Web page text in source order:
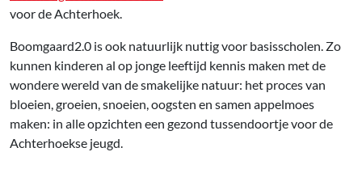
voor de Achterhoek.
Boomgaard2.0 is ook natuurlijk nuttig voor basisscholen. Zo
kunnen kinderen al op jonge leeftijd kennis maken met de
wondere wereld van de smakelijke natuur: het proces van
bloeien, groeien, snoeien, oogsten en samen appelmoes
maken: in alle opzichten een gezond tussendoortje voor de
Achterhoekse jeugd.